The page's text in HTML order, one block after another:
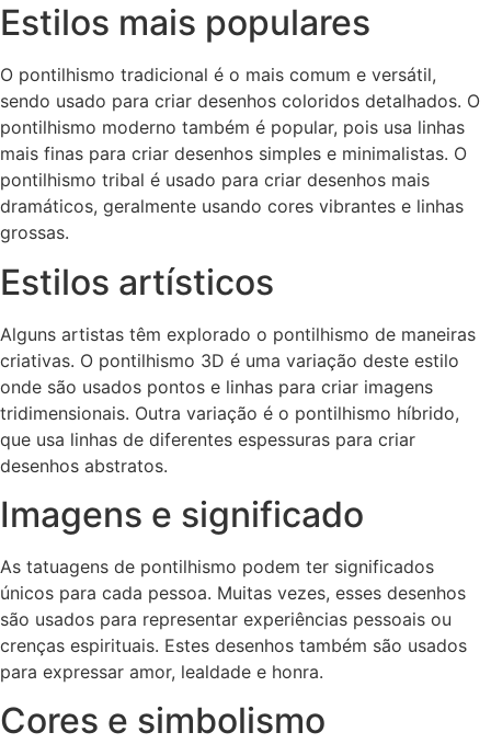
Estilos mais populares
O pontilhismo tradicional é o mais comum e versátil,
sendo usado para criar desenhos coloridos detalhados. O
pontilhismo moderno também é popular, pois usa linhas
mais finas para criar desenhos simples e minimalistas. O
pontilhismo tribal é usado para criar desenhos mais
dramáticos, geralmente usando cores vibrantes e linhas
grossas.
Estilos artísticos
Alguns artistas têm explorado o pontilhismo de maneiras
criativas. O pontilhismo 3D é uma variação deste estilo
onde são usados pontos e linhas para criar imagens
tridimensionais. Outra variação é o pontilhismo híbrido,
que usa linhas de diferentes espessuras para criar
desenhos abstratos.
Imagens e significado
As tatuagens de pontilhismo podem ter significados
únicos para cada pessoa. Muitas vezes, esses desenhos
são usados para representar experiências pessoais ou
crenças espirituais. Estes desenhos também são usados
para expressar amor, lealdade e honra.
Cores e simbolismo